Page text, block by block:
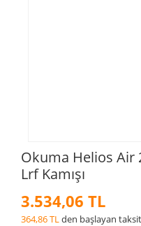
Okuma Helios Air
Lrf Kamışı
3.534,06 TL
364,86 TLden başlayan